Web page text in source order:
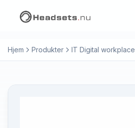
Hjem Produkter IT Digital workplace